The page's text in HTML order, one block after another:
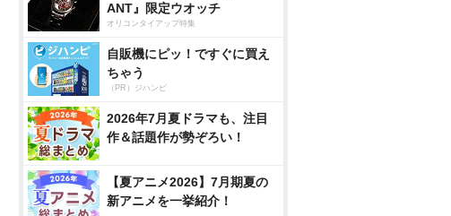
ANT』限定ウオッチ
オリコンタイアップ特集
自販機にピッ！ですぐに買え
ちゃう
（PR）ジハンピ
2026年7月夏ドラマも、注目
作＆話題作が勢ぞろい！
【夏アニメ2026】7月期夏の
新アニメを一挙紹介！